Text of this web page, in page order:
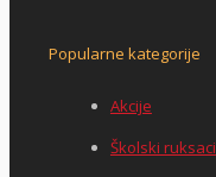
Popularne kategorije
Akcije
Školski ruksaci